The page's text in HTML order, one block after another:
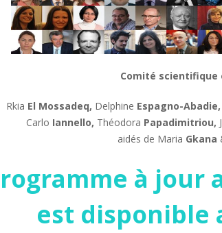
Comité
Rkia El Mossadeq, Delphine Espagno-Abadie,
Carlo Iannello, Théodora Papadimitriou,
aidés de Maria Gkana
à jour
est disponible